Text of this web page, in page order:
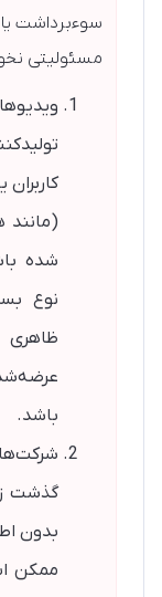
سوء‌برداشت یا
مسئولیتی
(مانند
شده
نوع
باشد.
گذشت
بدون
ممکن